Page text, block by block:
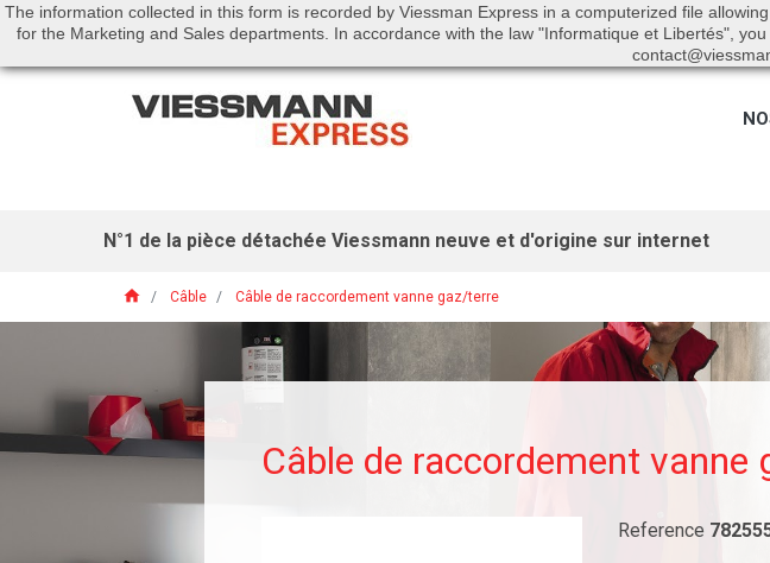
Call us:01 46 01 51 53
N°1 de la pièce détachée Viessmann neuve et d'origine sur internet
home Câble Câble de raccordement vanne gaz/terre
Câble de raccordement vanne
Reference
The information collected in this form is recorded by Viessman Express in a computerized file
for the Marketing and Sales departments. In accordance with the law "Informatique et Libertés",